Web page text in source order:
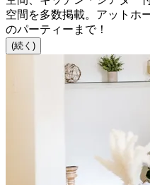
空間を多数掲載。アットホ
のパーティーまで！
(続く)